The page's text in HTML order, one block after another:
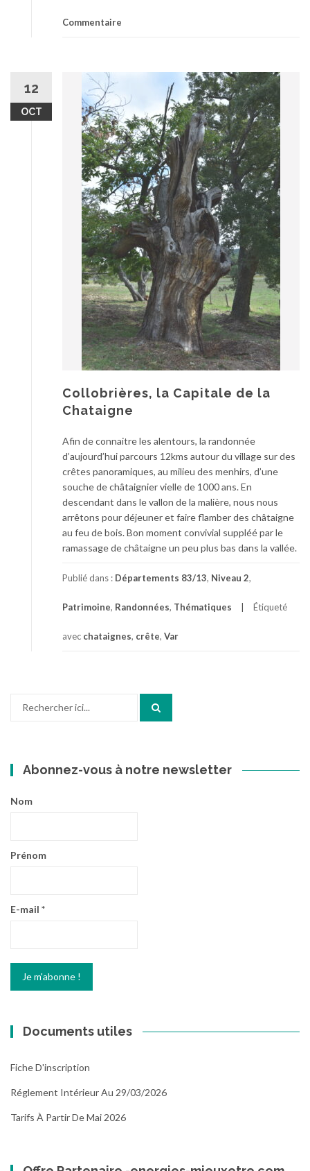
Commentaire
12
OCT
Collobrières, la Capitale de la
Chataigne
Afin de connaitre les alentours, la randonnée
d’aujourd’hui parcours 12kms autour du village sur des
crêtes panoramiques, au milieu des menhirs, d’une
souche de châtaignier vielle de 1000 ans. En
descendant dans le vallon de la malière, nous nous
arrêtons pour déjeuner et faire flamber des châtaigne
au feu de bois. Bon moment convivial suppléé par le
ramassage de châtaigne un peu plus bas dans la vallée.
Publié dans : Départements 83/13, Niveau 2,
Patrimoine, Randonnées, Thématiques Étiqueté
avec chataignes, crête, Var
Abonnez-vous à notre newsletter
Nom
Prénom
E-mail *
Documents utiles
Fiche D'inscription
Réglement Intérieur Au 29/03/2026
Tarifs À Partir De Mai 2026